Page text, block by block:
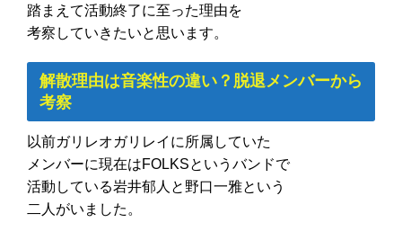
踏まえて活動終了に至った理由を
考察していきたいと思います。
解散理由は音楽性の違い？脱退メンバーから
考察
以前ガリレオガリレイに所属していた
メンバーに現在はFOLKSというバンドで
活動している岩井郁人と野口一雅という
二人がいました。